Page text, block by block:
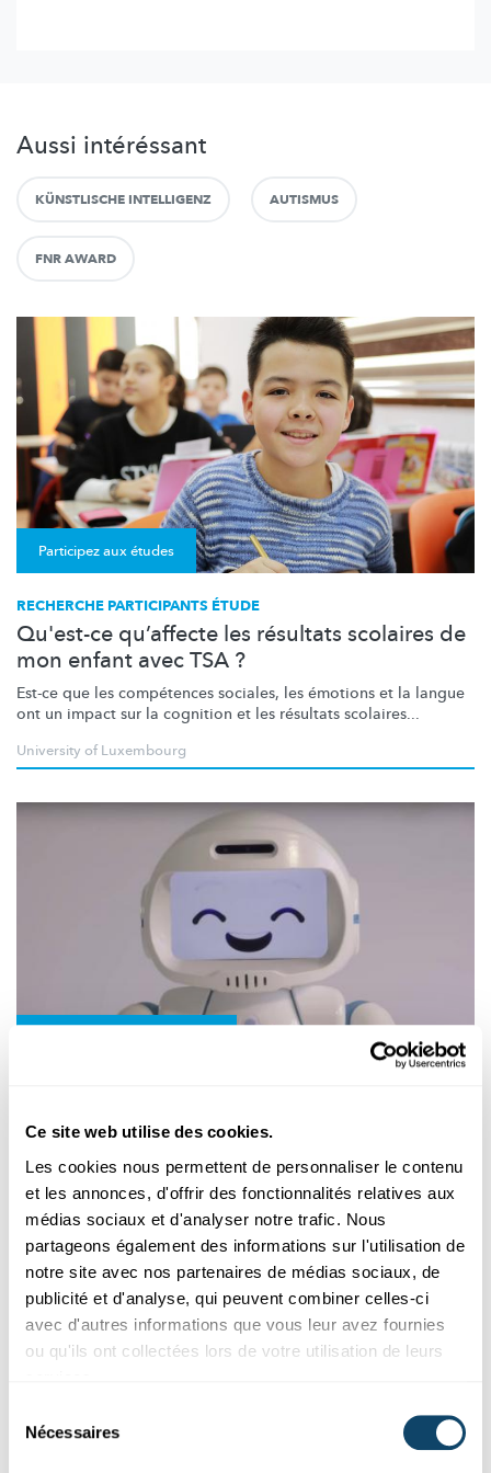
Ce site web utilise des cookies.
Les cookies nous permettent de personnaliser le contenu
et les annonces, d'offrir des fonctionnalités relatives aux
médias sociaux et d'analyser notre trafic. Nous
partageons également des informations sur l'utilisation de
notre site avec nos partenaires de médias sociaux, de
publicité et d'analyse, qui peuvent combiner celles-ci
avec d'autres informations que vous leur avez fournies
ou qu'ils ont collectées lors de votre utilisation de leurs
Nécessaires
Aussi intéréssant
KÜNSTLISCHE INTELLIGENZ AUTISMUS
FNR AWARD
Participez aux études
RECHERCHE PARTICIPANTS ÉTUDE
Qu'est-ce qu’affecte les résultats scolaires de
mon enfant avec TSA ?
Est-ce que les compétences sociales, les émotions et la langue
ont un impact sur la cognition et les résultats scolaires...
University of Luxembourg
Un robot humanoïde pour une utilisation
thérapeutique chez les enfants autistes
Le robot QT aide les enfants autistes à en savoir plus sur
l'expression des émotions.
LuxAI University of Luxembourg